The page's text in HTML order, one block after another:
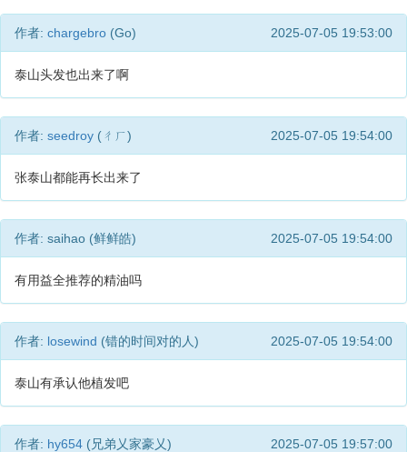
作者: chargebro (Go) 2025-07-05 19:53:00
泰山头发也出来了啊
作者: seedroy (ㄔㄏ) 2025-07-05 19:54:00
张泰山都能再长出来了
作者: saihao (鲜鲜皓) 2025-07-05 19:54:00
有用益全推荐的精油吗
作者: losewind (错的时间对的人) 2025-07-05 19:54:00
泰山有承认他植发吧
作者: hy654 (兄弟乂家豪乂) 2025-07-05 19:57:00